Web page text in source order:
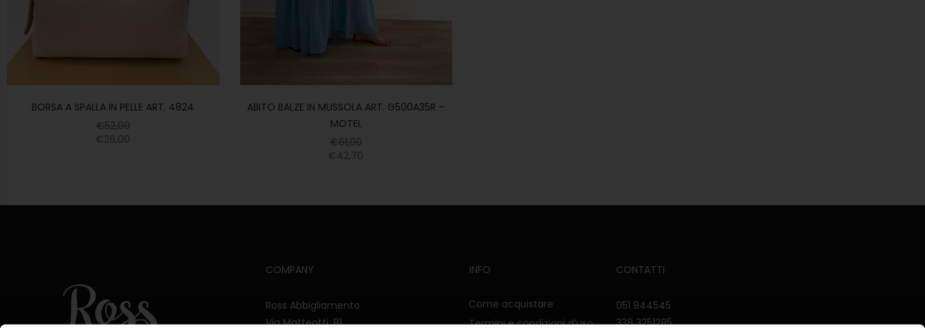
BORSA A SPALLA IN PELLE ART. 4824
€52,00
€26,00
ABITO BALZE IN MUSSOLA ART. G500A35R –
MOTEL
€61,00
€42,70
COMPANY
Ross Abbigliamento
Via Matteotti, 81
INFO
Come acquistare
Termini e condizioni d’uso
CONTATTI
051 944545
338 3251285